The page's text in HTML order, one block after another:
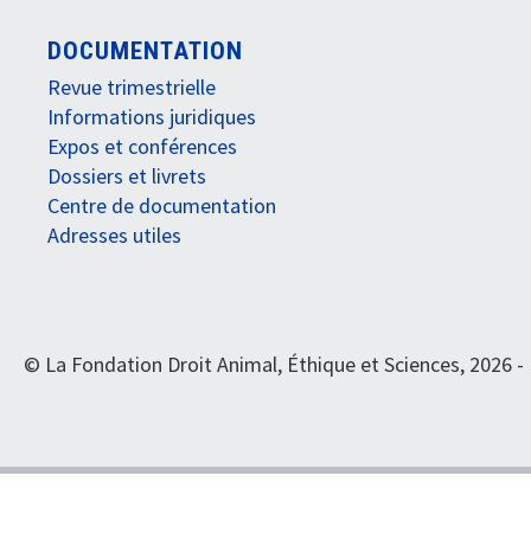
DOCUMENTATION
Revue trimestrielle
Informations juridiques
Expos et conférences
Dossiers et livrets
Centre de documentation
Adresses utiles
© La Fondation Droit Animal, Éthique et Sciences, 2026 -